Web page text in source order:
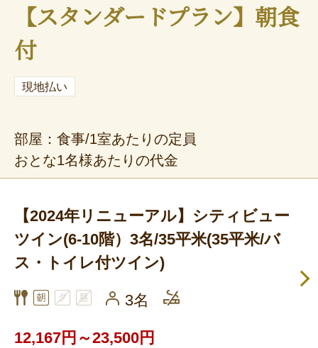
【スタンダードプラン】朝食
付
現地払い
部屋：食事/1室あたりの定員
おとな1名様あたりの代金
【2024年リニューアル】シティビュー
ツイン(6-10階）3名/35平米(35平米/バ
ス・トイレ付ツイン)
3名
12,167円～23,500円